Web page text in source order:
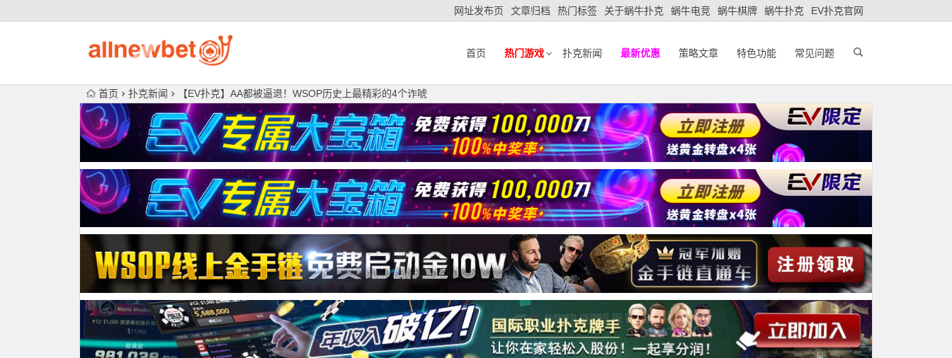
网址发布页 文章归档 热门标签 关于蜗牛扑克 蜗牛电竞 蜗牛棋牌 蜗牛扑克 EV扑克官网
首页 热门游戏 扑克新闻 最新优惠 策略文章 特色功能 常见问题
首页 扑克新闻 【EV扑克】AA都被逼退！WSOP历史上最精彩的4个诈唬